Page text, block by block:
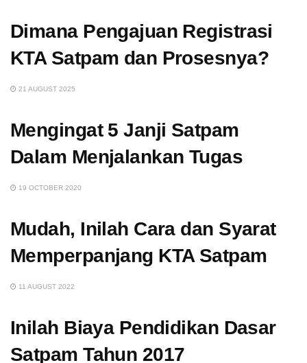
Dimana Pengajuan Registrasi
KTA Satpam dan Prosesnya?
21 AUGUST 2025
Mengingat 5 Janji Satpam
Dalam Menjalankan Tugas
19 OCTOBER 2020
Mudah, Inilah Cara dan Syarat
Memperpanjang KTA Satpam
11 AUGUST 2022
Inilah Biaya Pendidikan Dasar
Satpam Tahun 2017